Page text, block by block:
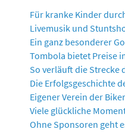
Für kranke Kinder
Livemusik und
Ein ganz besonderer
Tombola bietet Preise
So verläuft die Strecke
Die Erfolgsgeschichte
Eigener Verein der
Viele glückliche
Ohne Sponsoren geht